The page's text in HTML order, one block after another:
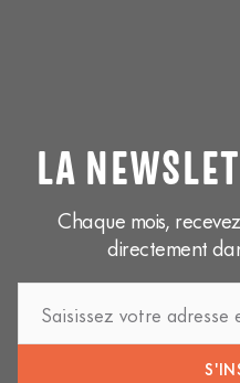
LA
Chaque mois,
directement